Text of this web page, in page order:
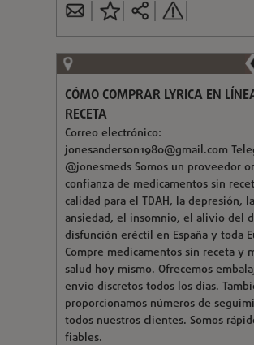
CÓMO COMPRAR LYRICA EN
RECETA
Correo electrónico:
jonesanderson1980@gmail.com
@jonesmeds Somos un proveedor
confianza de medicamentos sin
calidad para el TDAH, la depresión, la
ansiedad, el insomnio, el alivio del
disfunción eréctil en España y toda
Compre medicamentos sin receta y
salud hoy mismo. Ofrecemos
envío discretos todos los días.
proporcionamos números de
todos nuestros clientes. Somos
fiables.